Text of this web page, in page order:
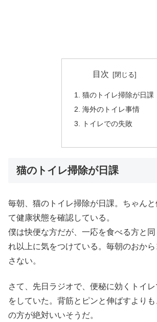
目次
猫のトイレ掃除が日課
海外のトイレ事情
トイレでの失敗
猫のトイレ掃除が日課
毎朝、猫のトイレ掃除が日課。ちゃん
て健康状態を確認している。
僕は快便な方だが、一応を食べる方と
れ以上に気をつけている。毎朝のおか
さない。
さて、先日ラジオで、便秘に効くトイ
をしていた。背筋とピンと伸ばすより
の方が絶対いいそうだ。